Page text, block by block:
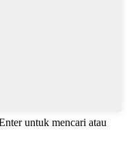
untuk mencari atau